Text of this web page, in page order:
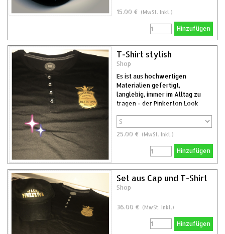
15.00 € (MwSt. Inkl.)
Hinzufügen
T-Shirt stylish
Shop
Es ist aus hochwertigen
Materialien gefertigt,
langlebig, immer im Alltag zu
tragen - der Pinkerton Look
25.00 € (MwSt. Inkl.)
Hinzufügen
Set aus Cap und T-Shirt
Shop
36.00 € (MwSt. Inkl.)
Hinzufügen